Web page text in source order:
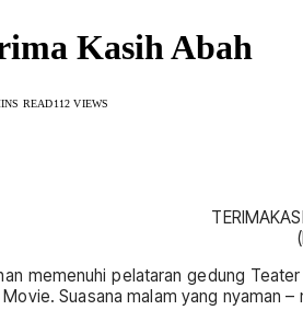
Kasih Abah
READ112VIEWS
memenuhi pelataran gedung
Suasana malam yang nyaman –